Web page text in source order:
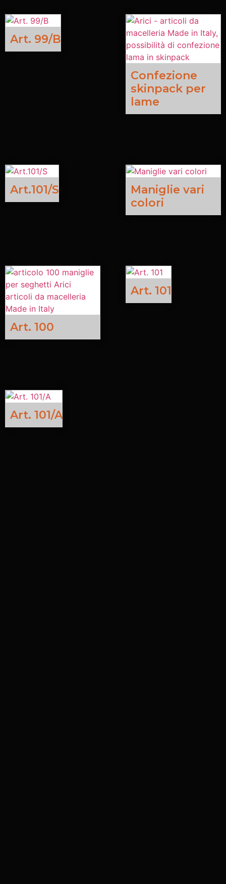
Art. 99/B
Confezione
skinpack per
lame
Art.101/S
Maniglie vari
colori
Art. 100
Art. 101
Art. 101/A